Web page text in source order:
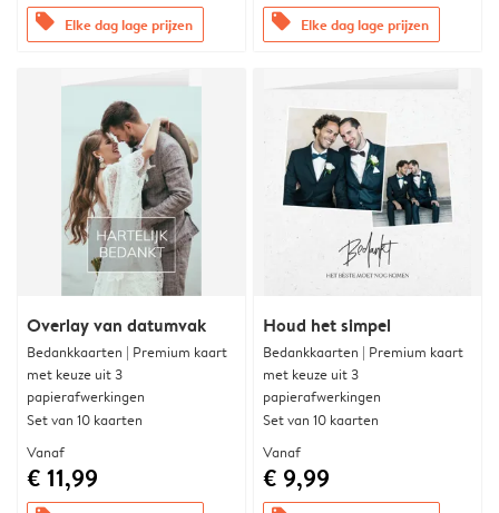
offers Elke dag lage prijzen offers Elke dag lage prijzen
Overlay van datumvak
Bedankkaarten | Premium kaart
met keuze uit 3
papierafwerkingen
Set van 10 kaarten
Vanaf
€ 11,99
Houd het simpel
Bedankkaarten | Premium kaart
met keuze uit 3
papierafwerkingen
Set van 10 kaarten
Vanaf
€ 9,99